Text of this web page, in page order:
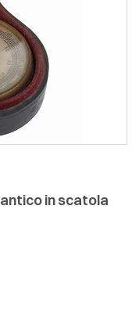
in scatola